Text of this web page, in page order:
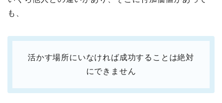
も、
活かす場所にいなければ成功することは絶対
にできません